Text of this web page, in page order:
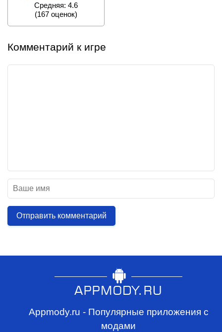
Средняя: 4.6
(167 оценок)
Комментарий к игре
Отправить комментарий
Appmody.ru - Популярные приложения с
модами